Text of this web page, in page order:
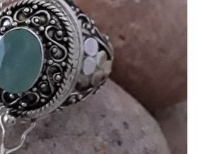
APERÇU RAPIDE